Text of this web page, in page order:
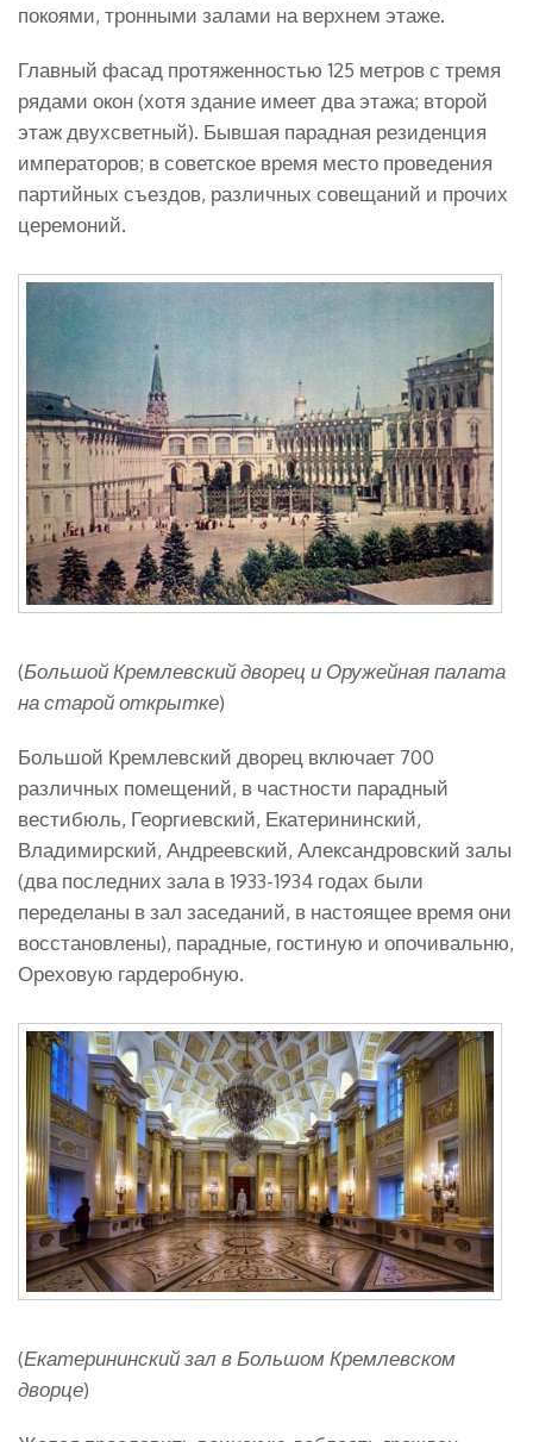
покоями, тронными залами на верхнем этаже.
Главный фасад протяженностью 125 метров с тремя
рядами окон (хотя здание имеет два этажа; второй
этаж двухсветный). Бывшая парадная резиденция
императоров; в советское время место проведения
партийных съездов, различных совещаний и прочих
церемоний.
(Большой Кремлевский дворец и Оружейная палата
на старой открытке)
Большой Кремлевский дворец включает 700
различных помещений, в частности парадный
вестибюль, Георгиевский, Екатерининский,
Владимирский, Андреевский, Александровский залы
(два последних зала в 1933-1934 годах были
переделаны в зал заседаний, в настоящее время они
восстановлены), парадные, гостиную и опочивальню,
Ореховую гардеробную.
(Екатерининский зал в Большом Кремлевском
дворце)